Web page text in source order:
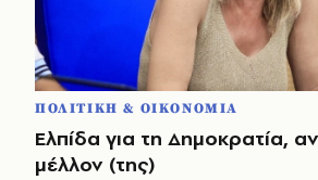
ΠΟΛΙΤΙΚΗ & ΟΙΚΟΝΟΜΙΑ
Ελπίδα για τη Δημοκρατία,
μέλλον (της)